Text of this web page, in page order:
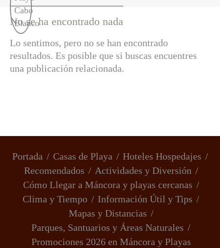
No se ha encontrado nada
Lo sentimos, pero no se han encontrado
resultados. Es posible que si buscas encuentres
una publicación relacionada.
Portada Casas de Playa
Hoteles Hospedajes
Recomendados
Actividades y Diversión
Cómo Llegar a Máncora y playas cercanas
Clima y Tiempo
Información Útil y Tips
Mapas y Distancias
Parques, Santuarios y Áreas Naturales
Promociones 2026 en Máncora y Playas